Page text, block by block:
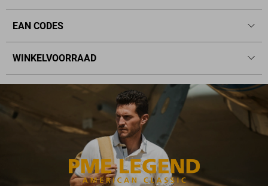
EAN CODES
WINKELVOORRAAD